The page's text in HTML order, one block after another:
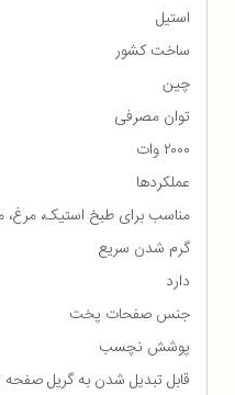
استیل
ساخت کشور
چین
توان مصرفی
۲۰۰۰ وات
عملکردها
مناسب برای طبخ استیک،
گرم شدن سریع
دارد
جنس صفحات پخت
پوشش نچسب
قابل تبدیل شدن به گریل